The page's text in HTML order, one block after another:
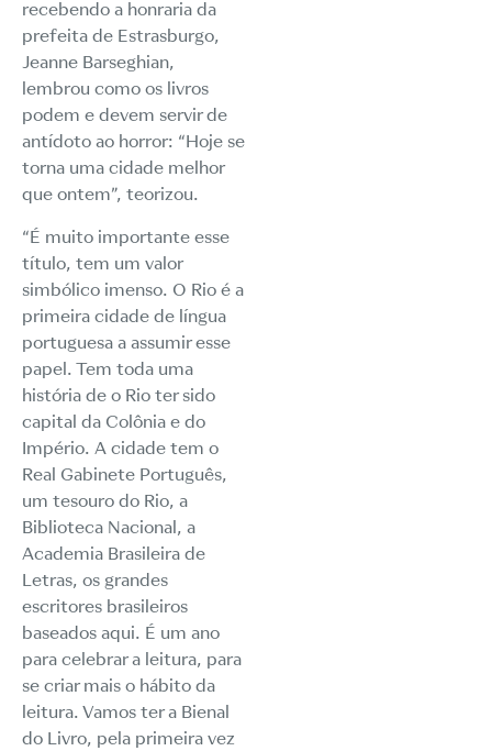
recebendo a honraria da
prefeita de Estrasburgo,
Jeanne Barseghian,
lembrou como os livros
podem e devem servir de
antídoto ao horror: “Hoje se
torna uma cidade melhor
que ontem”, teorizou.
“É muito importante esse
título, tem um valor
simbólico imenso. O Rio é a
primeira cidade de língua
portuguesa a assumir esse
papel. Tem toda uma
história de o Rio ter sido
capital da Colônia e do
Império. A cidade tem o
Real Gabinete Português,
um tesouro do Rio, a
Biblioteca Nacional, a
Academia Brasileira de
Letras, os grandes
escritores brasileiros
baseados aqui. É um ano
para celebrar a leitura, para
se criar mais o hábito da
leitura. Vamos ter a Bienal
do Livro, pela primeira vez